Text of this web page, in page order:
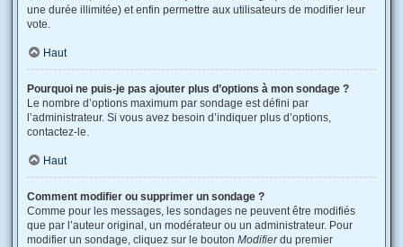
une durée illimitée) et enfin permettre aux utilisateurs de modifier leur
vote.
Haut
Pourquoi ne puis-je pas ajouter plus d’options à mon sondage ?
Le nombre d’options maximum par sondage est défini par
l’administrateur. Si vous avez besoin d’indiquer plus d’options,
contactez-le.
Haut
Comment modifier ou supprimer un sondage ?
Comme pour les messages, les sondages ne peuvent être modifiés
que par l’auteur original, un modérateur ou un administrateur. Pour
modifier un sondage, cliquez sur le bouton Modifierdu premier